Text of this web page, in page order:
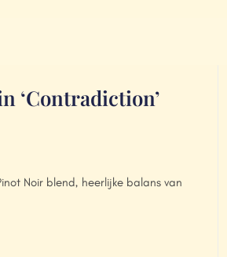
‘Contradiction’
Noir blend, heerlijke balans van